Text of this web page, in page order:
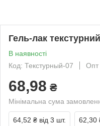
Гель-лак
В наявності
Код: Текстурный-07
Опт
68,98 ₴
Мінімальна сума
64,52 ₴ від 3 шт. 62,30